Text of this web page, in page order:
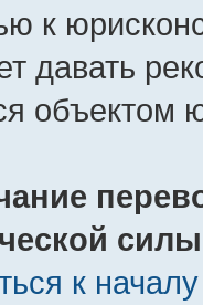
к
давать
объектом
к началу